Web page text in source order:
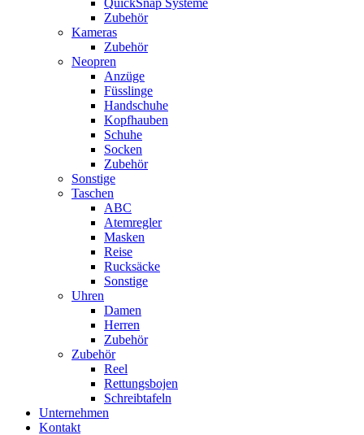
QuickSnap Systeme
Zubehör
Kameras
Zubehör
Neopren
Anzüge
Füsslinge
Handschuhe
Kopfhauben
Schuhe
Socken
Zubehör
Sonstige
Taschen
ABC
Atemregler
Masken
Reise
Rucksäcke
Sonstige
Uhren
Damen
Herren
Zubehör
Zubehör
Reel
Rettungsbojen
Schreibtafeln
Unternehmen
Kontakt